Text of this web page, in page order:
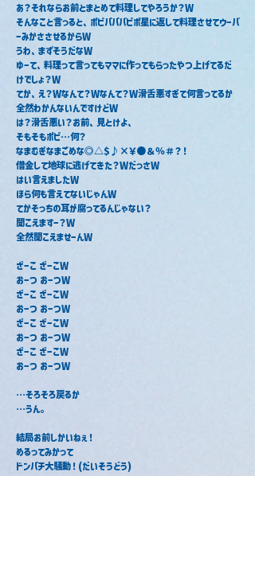
あ？それならお前とまとめて料理してやろうか？W
‎そんなこと言っると、ポピパパバピポ星に返して料理させてウーバ
ーみかささせるからW
うわ、まずそうだなW
‎ゆーて、料理って言ってもママに作ってもらったやつ上げてるだ
けでしょ？W
てか、え？Wなんて？Wなんて？W滑舌悪すぎて何言ってるか
全然わかんないんですけどW
‎は？滑舌悪い？お前、見とけよ、
そもそもポピ…何？‎
なまむぎなまごめな◎△$♪×￥●＆％＃？！
借金して地球に逃げてきた？WだっさW
‎はい言えましたW
ほら何も言えてないじゃんW
‎てかそっちの耳が腐ってるんじゃない？
‎聞こえますー？W
全然聞こえませーんW
ざーこ ざーこW
‎おーつ おーつW
ざーこ ざーこW
‎おーつ おーつW
ざーこ ざーこW
‎おーつ おーつW
ざーこ ざーこW
‎おーつ おーつW
…そろそろ戻るか
‎…うん。
結局お前しかいねぇ！
めるってみかって
ドンパチ大騒動！(だいそうどう)